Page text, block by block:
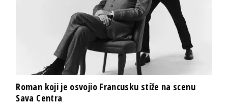
Roman koji je osvojio Francusku stiže na scenu
Sava Centra